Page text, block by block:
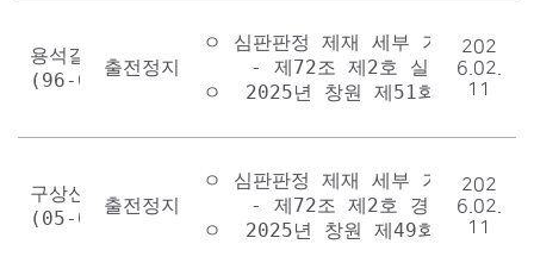
용석길
(96-024)
출전정지 1회
ㅇ 심판판정 제재 세부 기준표
- 제72조 제2호 실격을 받은
ㅇ  2025년 창원 제51회차 2일 우
202
6.02.
11
구상신
(05-005)
출전정지 1회
ㅇ 심판판정 제재 세부 기준표
- 제72조 제2호 경고를 받은
ㅇ  2025년 창원 제49회차 1일 선
202
6.02.
11